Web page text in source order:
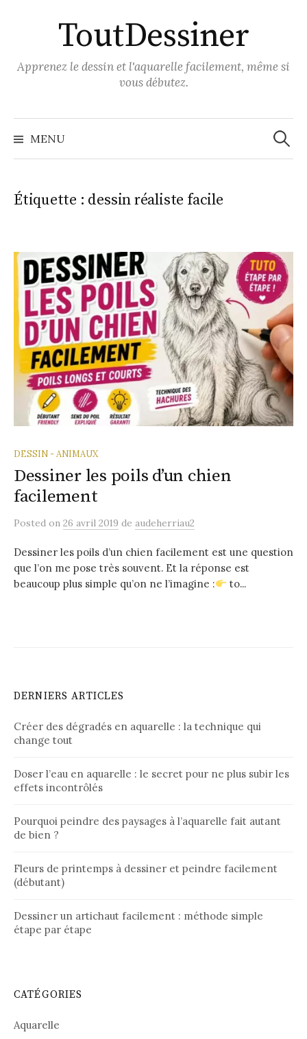
ToutDessiner
Apprenez le dessin et l'aquarelle facilement, même si
vous débutez.
MENU
Étiquette : dessin réaliste facile
DESSIN - ANIMAUX
Dessiner les poils d’un chien
facilement
Posted on 26 avril 2019 de audeherriau2
Dessiner les poils d’un chien facilement est une question
que l’on me pose très souvent. Et la réponse est
beaucoup plus simple qu’on ne l’imagine :
to...
DERNIERS ARTICLES
Créer des dégradés en aquarelle : la technique qui
change tout
Doser l’eau en aquarelle : le secret pour ne plus subir les
effets incontrôlés
Pourquoi peindre des paysages à l’aquarelle fait autant
de bien ?
Fleurs de printemps à dessiner et peindre facilement
(débutant)
Dessiner un artichaut facilement : méthode simple
étape par étape
CATÉGORIES
Aquarelle